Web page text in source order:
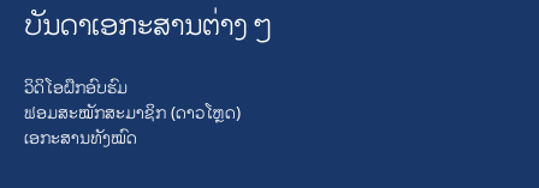
ບັນດາເອກະສານຕ່າງໆ
ວິດິໂອຝຶກອົບຮົມ
ຟອມສະໝັກສະມາຊິກ (ດາວໂຫຼດ)
ເອກະສານທັງໝົດ